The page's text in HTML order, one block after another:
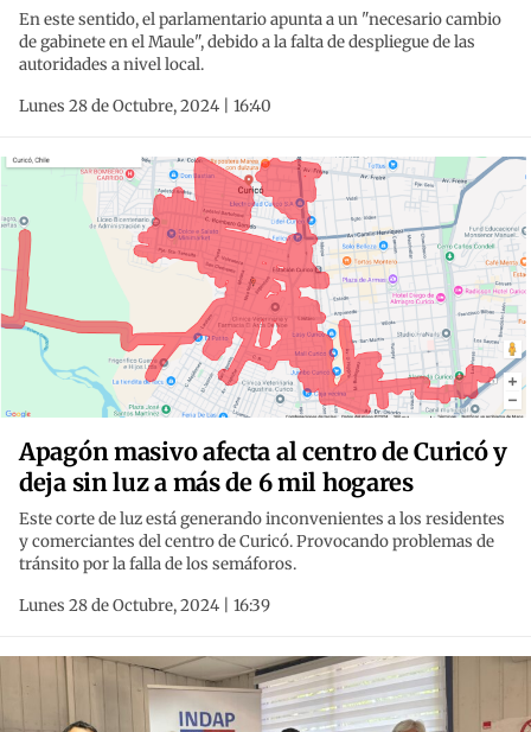
En este sentido, el parlamentario apunta a un "necesario cambio
de gabinete en el Maule", debido a la falta de despliegue de las
autoridades a nivel local.
Lunes 28 de Octubre, 2024 | 16:40
Apagón masivo afecta al centro de Curicó y
deja sin luz a más de 6 mil hogares
Este corte de luz está generando inconvenientes a los residentes
y comerciantes del centro de Curicó. Provocando problemas de
tránsito por la falla de los semáforos.
Lunes 28 de Octubre, 2024 | 16:39